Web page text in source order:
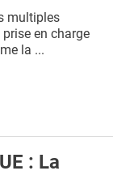
multiples
en charge
la ...
: La